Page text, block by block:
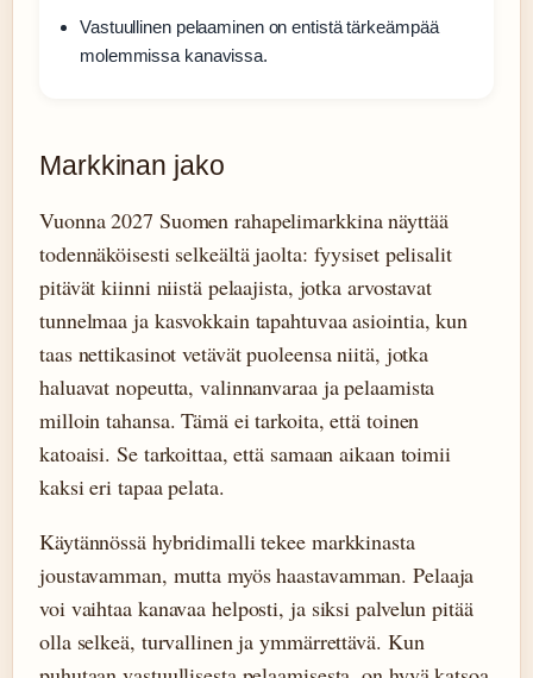
Vastuullinen pelaaminen on entistä tärkeämpää
molemmissa kanavissa.
Markkinan jako
Vuonna 2027 Suomen rahapelimarkkina näyttää
todennäköisesti selkeältä jaolta: fyysiset pelisalit
pitävät kiinni niistä pelaajista, jotka arvostavat
tunnelmaa ja kasvokkain tapahtuvaa asiointia, kun
taas nettikasinot vetävät puoleensa niitä, jotka
haluavat nopeutta, valinnanvaraa ja pelaamista
milloin tahansa. Tämä ei tarkoita, että toinen
katoaisi. Se tarkoittaa, että samaan aikaan toimii
kaksi eri tapaa pelata.
Käytännössä hybridimalli tekee markkinasta
joustavamman, mutta myös haastavamman. Pelaaja
voi vaihtaa kanavaa helposti, ja siksi palvelun pitää
olla selkeä, turvallinen ja ymmärrettävä. Kun